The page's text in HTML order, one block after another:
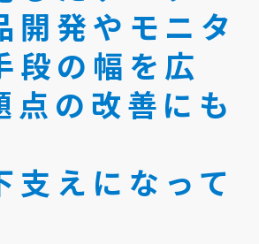
開発やモニタ
段の幅を広
点の改善にも
支えになって